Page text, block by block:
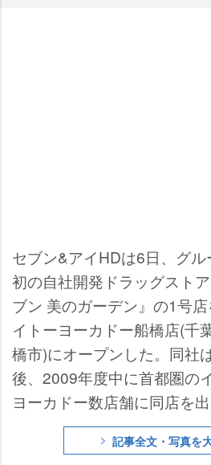
セブン&アイHDは6日、グル
初の自社開発ドラッグスト
ブン 美のガーデン』の1号店
イトーヨーカドー船橋店(千
橋市)にオープンした。同社
後、2009年度中に首都圏の
ヨーカドー数店舗に同店を
るほか、自社ブランドの医
開発するという。記事全文・写真を